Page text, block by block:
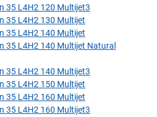
35 L4H2 120 Multijet3
35 L4H2 130 Multijet
35 L4H2 140 Multijet
35 L4H2 140 Multijet Natural
35 L4H2 140 Multijet3
35 L4H2 150 Multijet
35 L4H2 160 Multijet
35 L4H2 160 Multijet3